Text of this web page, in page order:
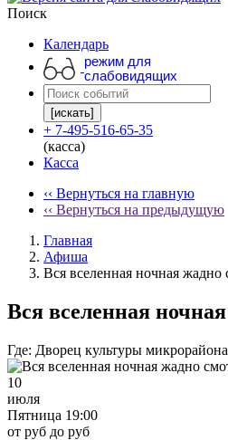
Поиск
Календарь
режим для
слабовидящих
[искать]
+ 7-495-516-65-35
(касса)
Касса
‹‹ Вернуться на главную
‹‹ Вернуться на предыдущую
Главная
Афиша
Вся вселенная ночная жадно
Вся вселенная
Где: Дворец культуры
10
июля
Пятница 19:00
от руб до руб